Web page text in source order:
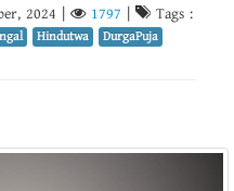
2024 1797 Tags :
Hindutwa DurgaPuja